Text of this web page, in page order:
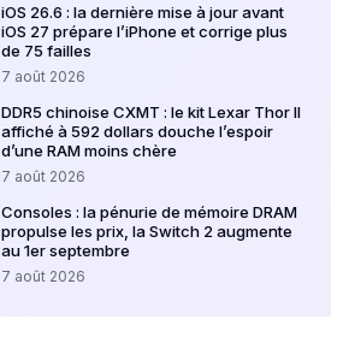
iOS 26.6 : la dernière mise à jour avant
iOS 27 prépare l’iPhone et corrige plus
de 75 failles
7 août 2026
DDR5 chinoise CXMT : le kit Lexar Thor II
affiché à 592 dollars douche l’espoir
d’une RAM moins chère
7 août 2026
Consoles : la pénurie de mémoire DRAM
propulse les prix, la Switch 2 augmente
au 1er septembre
7 août 2026